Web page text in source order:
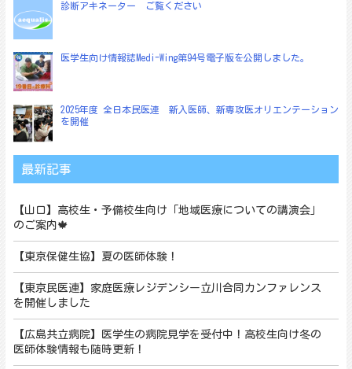
診断アキネーター ご覧ください
医学生向け情報誌Medi-Wing第94号電子版を公開しました。
2025年度 全日本民医連 新入医師、新専攻医オリエンテーション
を開催
最新記事
【山口】高校生・予備校生向け「地域医療についての講演会」
のご案内🍁
【東京保健生協】夏の医師体験！
【東京民医連】家庭医療レジデンシー立川合同カンファレンス
を開催しました
【広島共立病院】医学生の病院見学を受付中！高校生向け冬の
医師体験情報も随時更新！